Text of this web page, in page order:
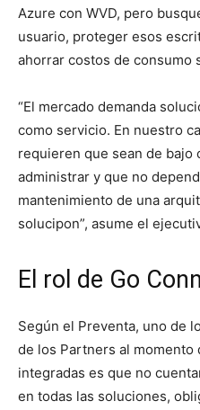
Azure con WVD, pero
usuario, proteger esos
ahorrar costos de consumo
“El mercado demanda
como servicio. En nuestro
requieren que sean de
administrar y que no
mantenimiento de una
solucipon”, asume el
El rol de Go
Según el Preventa, uno de
de los Partners al
integradas es que no
en todas las soluciones,